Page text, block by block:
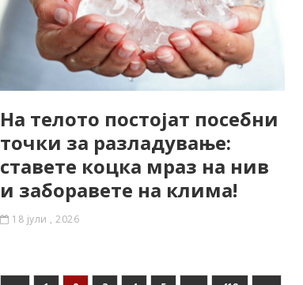
На телото постојат посебни
точки за разладување:
ставете коцка мраз на нив
и заборавете на клима!
18 јули , 2026